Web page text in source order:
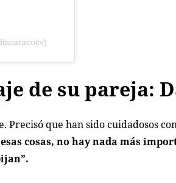
de su pareja:
que han sido cuidadosos
cosas, no hay nada más